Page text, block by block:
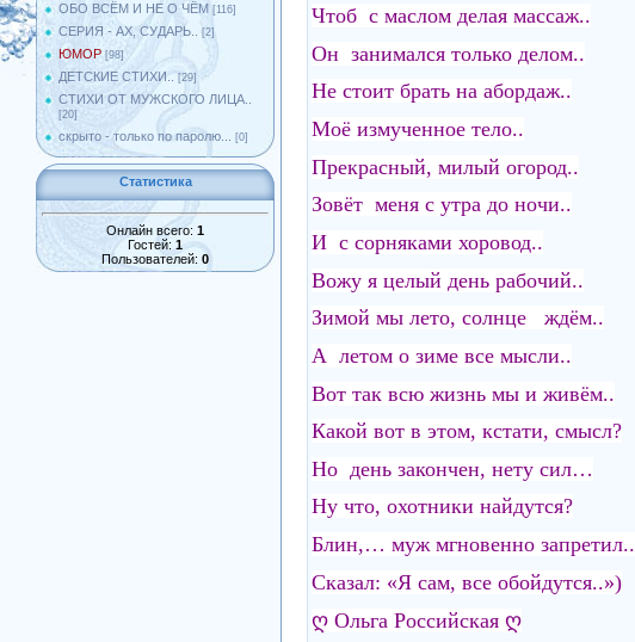
ОБО ВСЁМ И НЕ О ЧЁМ [116]
СЕРИЯ - АХ, СУДАРЬ.. [2]
ЮМОР [98]
ДЕТСКИЕ СТИХИ.. [29]
СТИХИ ОТ МУЖСКОГО ЛИЦА..
[20]
скрыто - только по паролю... [0]
Статистика
Онлайн всего: 1
Гостей: 1
Пользователей: 0
Чтоб с маслом делая массаж..
Он занимался только делом..
Не стоит брать на абордаж..
Моё измученное тело..
Прекрасный, милый огород..
Зовёт меня с утра до ночи..
И с сорняками хоровод..
Вожу я целый день рабочий..
Зимой мы лето, солнце ждём..
А летом о зиме все мысли..
Вот так всю жизнь мы и живём..
Какой вот в этом, кстати, смысл?
Но день закончен, нету сил…
Ну что, охотники найдутся?
Блин,… муж мгновенно запретил..
Сказал: «Я сам, все обойдутся..»)
ღ Ольга Российская ღ